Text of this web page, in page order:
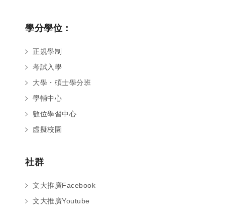
學分學位：
正規學制
考試入學
大學・碩士學分班
學輔中心
數位學習中心
虛擬校園
社群
文大推廣Facebook
文大推廣Youtube